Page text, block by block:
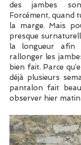
des jambes
Forcément, quand
la marge. Mais
presque
la longueur afin
rallonger les
bien fait. Parce
déjà plusieurs
pantalon fait
observer hier matin